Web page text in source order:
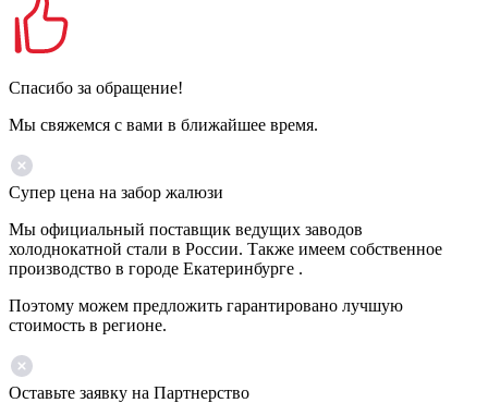
Спасибо за обращение!
Мы свяжемся с вами в ближайшее время.
Супер цена на забор жалюзи
Мы официальный поставщик ведущих заводов
холоднокатной стали в России. Также имеем собственное
производство в городе Екатеринбурге .
Поэтому можем предложить гарантировано лучшую
стоимость в регионе.
Оставьте заявку на Партнерство